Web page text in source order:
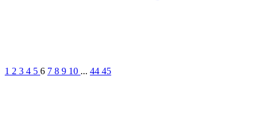
1 2 3 4 5 6 7 8 9 10 ... 44 45